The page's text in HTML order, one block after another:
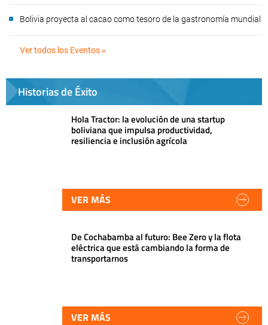
Bolivia proyecta al cacao como tesoro de la gastronomía mundial
Ver todos los Eventos »
Historias de Éxito
Hola Tractor: la evolución de una startup
boliviana que impulsa productividad,
resiliencia e inclusión agrícola
VER MÁS
De Cochabamba al futuro: Bee Zero y la flota
eléctrica que está cambiando la forma de
transportarnos
VER MÁS